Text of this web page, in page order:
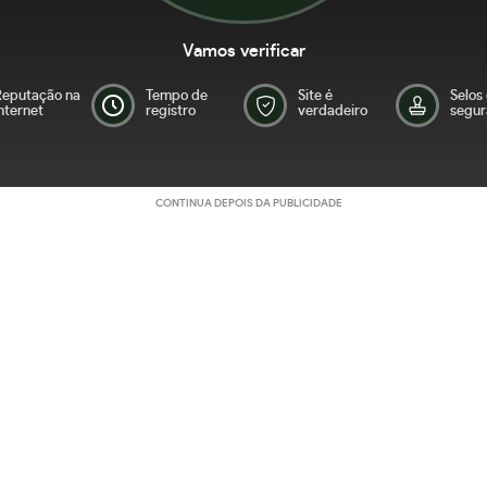
Vamos verificar
na
Tempo de
registro
Site é
verdadeiro
Selos
CONTINUA DEPOIS DA PUBLICIDADE